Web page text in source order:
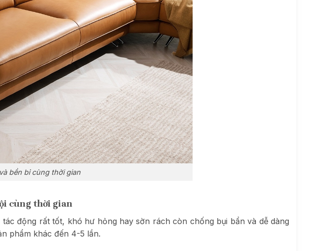
bền bỉ cùng thời gian
cùng thời gian
động rất tốt, khó hư hỏng hay sờn rách còn chống bụi bẩn và dễ dàng
phẩm khác đến 4-5 lần.